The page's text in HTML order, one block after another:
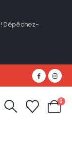
! Dépêchez-
0